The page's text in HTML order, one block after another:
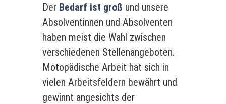
Der Bedarf ist groß und unsere
Absolventinnen und Absolventen
haben meist die Wahl zwischen
verschiedenen Stellenangeboten.
Motopädische Arbeit hat sich in
vielen Arbeitsfeldern bewährt und
gewinnt angesichts der